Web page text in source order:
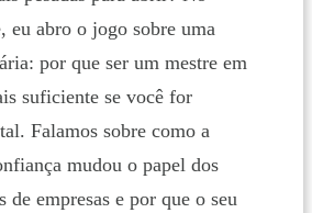
eu abro o jogo sobre uma
por que ser um mestre em
suficiente se você for
Falamos sobre como a
mudou o papel dos
de empresas e por que o seu